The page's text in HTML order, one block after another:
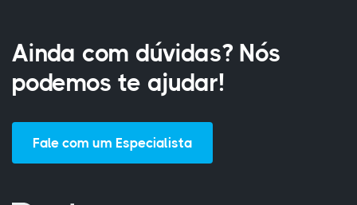
Ainda com dúvidas? Nós
podemos te ajudar!
Fale com um Especialista